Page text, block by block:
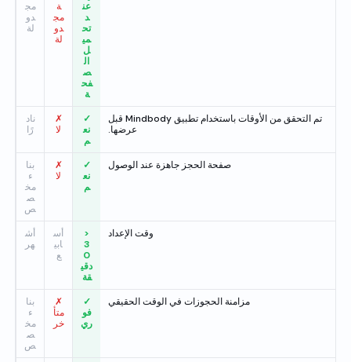
عن
د
تح
مي
ل
ال
ص
فح
ة
ة
مج
دو
لة
مج
دو
لة
تم التحقق من الأوقات باستخدام تطبيق Mindbody قبل
عرضها.
✓
نع
م
✗
لا
ناد
رًا
صفحة الحجز جاهزة عند الوصول
✓
نع
م
✗
لا
بنا
ء
مخ
ص
ص
وقت الإعداد
<
3
0
دقي
قة
أس
ابي
ع
أش
هر
مزامنة الحجوزات في الوقت الحقيقي
✓
فو
ري
✗
متأ
خر
بنا
ء
مخ
ص
ص